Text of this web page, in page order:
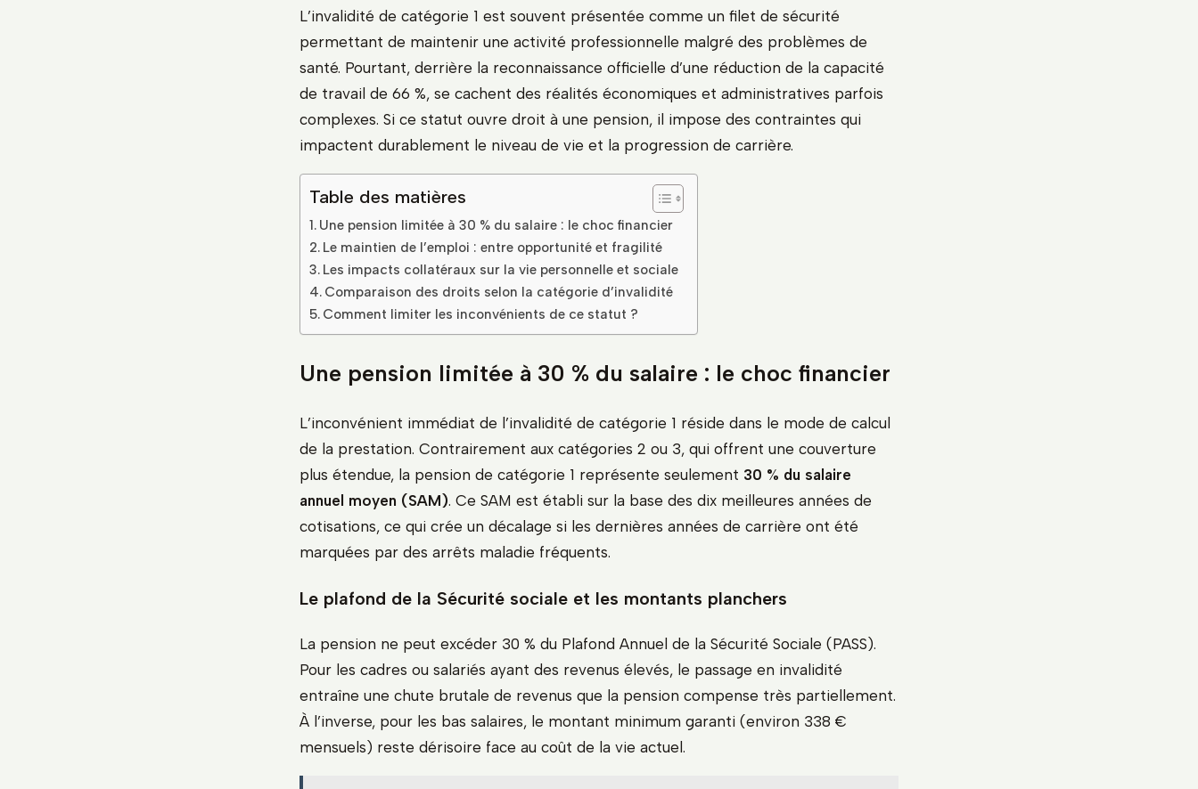
L’invalidité de catégorie 1 est souvent présentée comme un filet de sécurité
permettant de maintenir une activité professionnelle malgré des problèmes de
santé. Pourtant, derrière la reconnaissance officielle d’une réduction de la capacité
de travail de 66 %, se cachent des réalités économiques et administratives parfois
complexes. Si ce statut ouvre droit à une pension, il impose des contraintes qui
impactent durablement le niveau de vie et la progression de carrière.
Table des matières
Une pension limitée à 30 % du salaire : le choc financier
Le maintien de l’emploi : entre opportunité et fragilité
Les impacts collatéraux sur la vie personnelle et sociale
Comparaison des droits selon la catégorie d’invalidité
Comment limiter les inconvénients de ce statut ?
Une pension limitée à 30 % du salaire : le choc financier
L’inconvénient immédiat de l’invalidité de catégorie 1 réside dans le mode de calcul
de la prestation. Contrairement aux catégories 2 ou 3, qui offrent une couverture
plus étendue, la pension de catégorie 1 représente seulement 30 % du salaire
annuel moyen (SAM). Ce SAM est établi sur la base des dix meilleures années de
cotisations, ce qui crée un décalage si les dernières années de carrière ont été
marquées par des arrêts maladie fréquents.
Le plafond de la Sécurité sociale et les montants planchers
La pension ne peut excéder 30 % du Plafond Annuel de la Sécurité Sociale (PASS).
Pour les cadres ou salariés ayant des revenus élevés, le passage en invalidité
entraîne une chute brutale de revenus que la pension compense très partiellement.
À l’inverse, pour les bas salaires, le montant minimum garanti (environ 338 €
mensuels) reste dérisoire face au coût de la vie actuel.